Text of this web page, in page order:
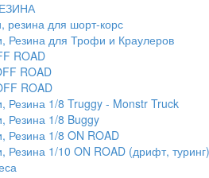
резина для шорт-корс
Резина для Трофи и Краулеров
ROAD
ROAD
ROAD
Резина 1/8 Truggy - Monstr Truck
Резина 1/8 Buggy
Резина 1/8 ON ROAD
Резина 1/10 ON ROAD (дрифт, туринг)